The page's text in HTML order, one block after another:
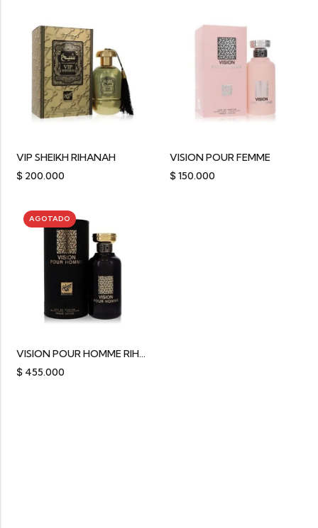
VIP SHEIKH RIHANAH
$200.000
VISION POUR FEMME
$150.000
AGOTADO
VISION POUR HOMME RIHANAH
$455.000